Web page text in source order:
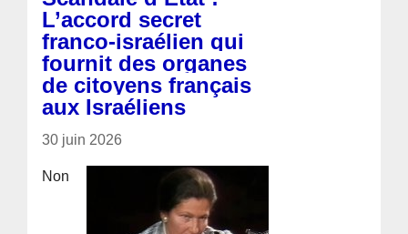
L’accord secret
franco-israélien qui
fournit des organes
de citoyens français
aux Israéliens
30 juin 2026
Non